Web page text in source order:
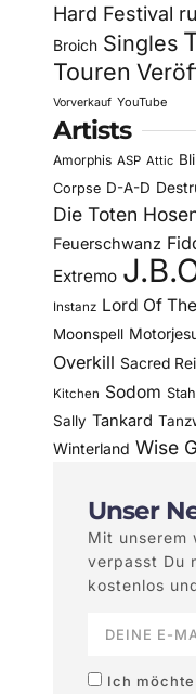
Hard Festival
Broich Singles
Touren
Vorverkauf YouTube
Artists
Amorphis ASP Attic
Corpse D-A-D
Die Toten
Feuerschwanz
Extremo
Instanz Lord Of
Moonspell
Overkill Sacred
Kitchen Sodom
Sally Tankard
Winterland Wise
Unser
Mit unserem
verpasst Du
kostenlos
Ich